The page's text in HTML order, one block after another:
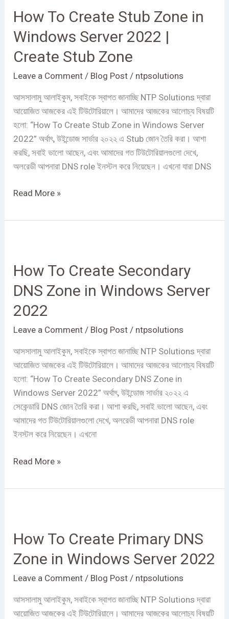
How To Create Stub Zone in
Windows Server 2022 |
Create Stub Zone
Leave a Comment / Blog Post / ntpsolutions
আসসালামু আলাইকুম, সবাইকে স্বাগত জানাচ্ছি NTP Solutions দ্বারা
আয়োজিত আজকের এই টিউটোরিয়ালে। আমাদের আজকের আলোচ্য বিষয়টি
হলো: “How To Create Stub Zone in Windows Server
2022” অর্থাৎ, উইন্ডোজ সার্ভার ২০২২ এ Stub জোন তৈরি করা। আশা
করছি, সবাই ভালো আছেন, এবং আমাদের গত টিউটোরিয়ালগুলো দেখে,
অলরেডী আপনারা DNS role ইনস্টল করে নিয়েছেন। এখনো যারা DNS
Create
Zone
in
2022
|
Create
Stub
Zone
Read More »
How To Create Secondary
DNS Zone in Windows Server
2022
Leave a Comment / Blog Post / ntpsolutions
আসসালামু আলাইকুম, সবাইকে স্বাগত জানাচ্ছি NTP Solutions দ্বারা
আয়োজিত আজকের এই টিউটোরিয়ালে। আমাদের আজকের আলোচ্য বিষয়টি
হলো: “How To Create Secondary DNS Zone in
Windows Server 2022” অর্থাৎ, উইন্ডোজ সার্ভার ২০২২ এ
সেকেন্ডারি DNS জোন তৈরি করা। আশা করছি, সবাই ভালো আছেন, এবং
আমাদের গত টিউটোরিয়ালগুলো দেখে, অলরেডী আপনারা DNS role
ইনস্টল করে নিয়েছেন। এখনো
Create
DNS
Zone
Server
2022
Read More »
How To Create Primary DNS
Zone in Windows Server 2022
Leave a Comment / Blog Post / ntpsolutions
আসসালামু আলাইকুম, সবাইকে স্বাগত জানাচ্ছি NTP Solutions দ্বারা
আয়োজিত আজকের এই টিউটোরিয়ালে। আমাদের আজকের আলোচ্য বিষয়টি
Create
DNS
Zone
Windows